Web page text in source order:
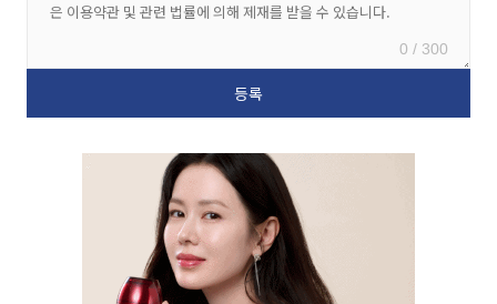
0 / 300